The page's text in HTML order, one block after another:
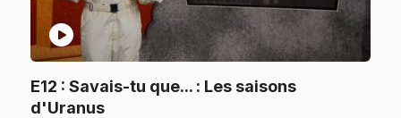
play_circle
E12 : Savais-tu que... : Les saisons
d'Uranus.